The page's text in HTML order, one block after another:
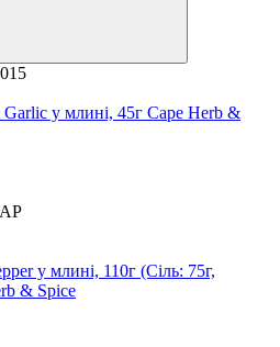
у млині, 45г Cape Herb &